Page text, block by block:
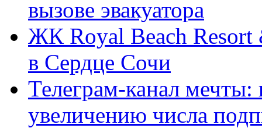
вызове эвакуатора
ЖК Royal Beach
в Сердце Сочи
Телеграм-канал мечты:
увеличению числа